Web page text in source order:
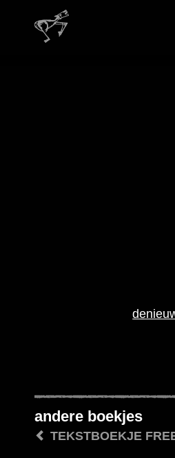
andere boekjes
TEKSTBOEKJE